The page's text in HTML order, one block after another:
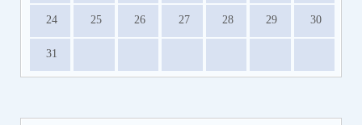
24 25 26 27 28 29 30
31